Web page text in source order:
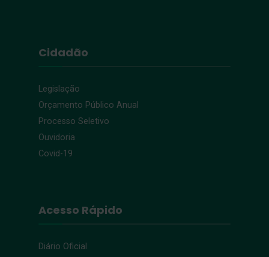
Cidadão
Legislação
Orçamento Público Anual
Processo Seletivo
Ouvidoria
Covid-19
Acesso Rápido
Diário Oficial